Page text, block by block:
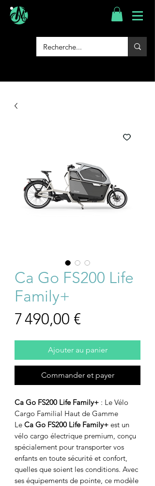
Ca Go FS200 Life
Family+
7 490,00 €
Ajouter au panier
Commander et payer
Ca Go FS200 Life Family+ : Le Vélo
Cargo Familial Haut de Gamme
Le Ca Go FS200 Life Family+ est un
vélo cargo électrique premium, conçu
spécialement pour transporter vos
enfants en toute sécurité et confort,
quelles que soient les conditions. Avec
ses équipements de pointe, ce modèle